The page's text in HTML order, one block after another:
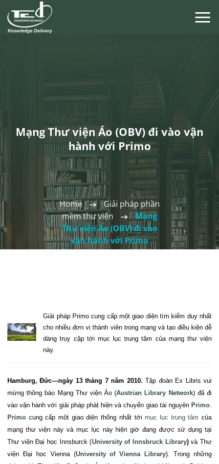
đến
nội
Mạng Thư viện Áo (OBV) đi vào vận
hành với Primo
Home
Giải pháp phần
mềm thư viện
Mạng
Thư viện Áo (OBV) đi vào
vận hành với Primo
Giải pháp Primo cung cấp một giao diện tìm kiếm duy nhất
cho nhiều đơn vị thành viên trong mạng và tạo điều kiện dễ
dàng truy cập tới mục lục trung tâm của mạng thưviện
này.
Hamburg, Đức—ngày 13 tháng 7 năm 2010. Tập đoàn Ex Libris vui
mừng thông báo Mạng Thư viện Áo (Austrian Library Network) đã đi
vào vận hành với giải pháp phát hiện và chuyển giao tài nguyên Primo.
Primo cung cấp một giao diện thống nhất tới mục lục trung tâm của
mạng thư viện này và mục lục này hiện giờ đang được sử dụng tại
Thư viện Đại học Innsburck (University of Innsbruck Library)và Thư
viện Đại học Vienna (University of Vienna Library). Trong những